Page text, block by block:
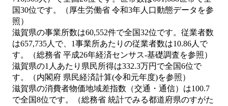
国30位です。（厚生労働省 令和3年人口動態データを参
照）
滋賀県の事業所数は60,552件で全国32位です。従業者数
は657,735人で、1事業所あたりの従業者数は10.86人で
す。（総務省 平成26年経済センサス‐基礎調査を参照）
滋賀県の1人あたり県民所得は332.3万円で全国6位で
す。（内閣府 県民経済計算(令和元年度)を参照）
滋賀県の消費者物価地域差指数（交通・通信）は100.7
で全国8位です。（総務省 統計でみる都道府県のすがた